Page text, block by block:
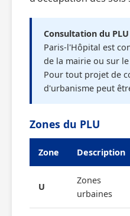
Consultation du
Paris-l'Hôpital est
de la mairie ou sur
Pour tout projet de
d'urbanisme peut
Zones du PLU
Zone Description
U
Zones
urbaines